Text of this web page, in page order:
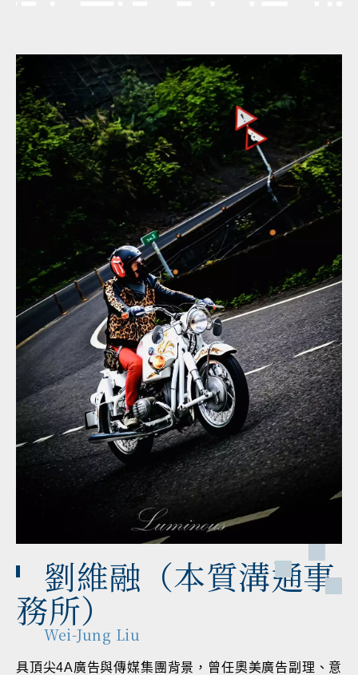
劉維融（本質溝通事
務所）
Wei-Jung Liu
具頂尖4A廣告與傳媒集團背景，曾任奧美廣告副理、意